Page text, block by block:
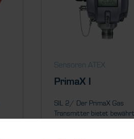
Sensoren ATEX
PrimaX I
SIL 2/ Der PrimaX Gas
Transmitter bietet